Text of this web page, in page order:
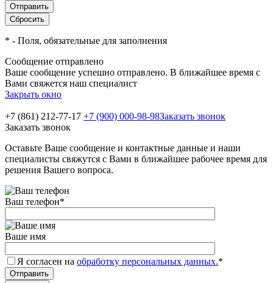
* - Поля, обязательные для заполнения
Сообщение отправлено
Ваше сообщение успешно отправлено. В ближайшее время с
Вами свяжется наш специалист
Закрыть окно
+7 (861) 212-77-17 +7 (900) 000-98-98Заказать звонок
Заказать звонок
Оставьте Ваше сообщение и контактные данные и наши
специалисты свяжутся с Вами в ближайшее рабочее время для
решения Вашего вопроса.
Ваш телефон*
Ваше имя
Я согласен на обработку персональных данных.*